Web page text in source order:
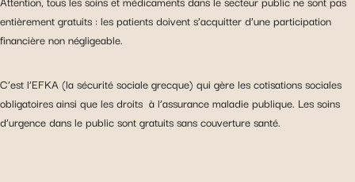
entièrement gratuits : les patients doivent s’acquitter d’une participation
financière non négligeable.
C’est l’EFKA (la sécurité sociale grecque) qui gère les cotisations sociales
obligatoires ainsi que les droits à l’assurance maladie publique. Les soins
d’urgence dans le public sont gratuits sans couverture santé.